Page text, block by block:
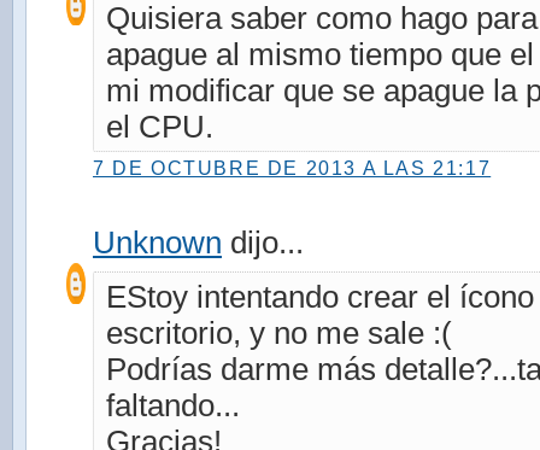
Quisiera saber como hago
apague al mismo tiempo que
mi modificar que se apague la
el CPU.
7 DE OCTUBRE DE 2013 A LAS 21:17
Unknown dijo...
EStoy intentando crear el
escritorio, y no me sale :(
Podrías darme más
faltando...
Gracias!